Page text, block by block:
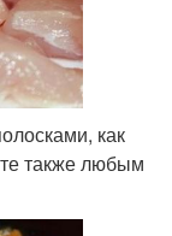
как
также любым